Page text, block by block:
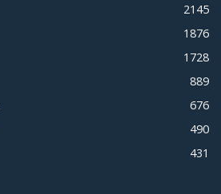
2145
1876
1728
889
676
490
431